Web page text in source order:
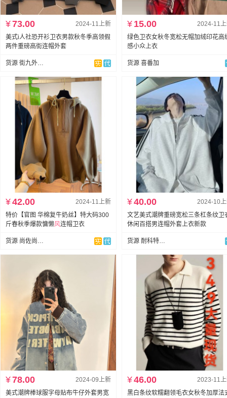
2024-11上新
¥73.00
美式i人社恐开衫卫衣男款秋冬季高领假
两件重磅高街连帽外套
货源 街九外贸实拍
2024-11
¥ 15.00
绿色卫衣女秋冬宽松无帽加绒印花高
感小众上衣
货源 喜番加
2024-11上新
¥42.00
特价【官图 华棉复牛奶丝】特大码300
斤春秋季爆款慵懒风连帽卫衣
货源 尚佐尚佑网批
2024-10
¥40.00
文艺美式潮牌重磅宽松三条杠条纹卫
休闲百搭男连帽外套上衣新款
货源 耐科特网批
2024-09上新
¥78.00
美式潮牌棒球服字母贴布牛仔外套男宽
2023-11
¥46.00
黑白条纹软糯翻领毛衣女秋冬加厚法